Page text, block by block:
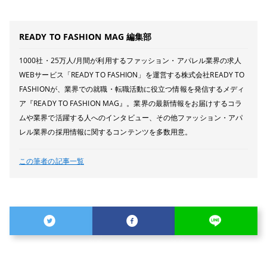
READY TO FASHION MAG 編集部
1000社・25万人/月間が利用するファッション・アパレル業界の求人
WEBサービス「READY TO FASHION」を運営する株式会社READY TO
FASHIONが、業界での就職・転職活動に役立つ情報を発信するメディ
ア『READY TO FASHION MAG』。業界の最新情報をお届けするコラ
ムや業界で活躍する人へのインタビュー、その他ファッション・アパ
レル業界の採用情報に関するコンテンツを多数用意。
この筆者の記事一覧